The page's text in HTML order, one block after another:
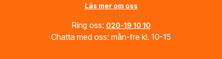
Läs mer om oss
Ring oss: 020-19 10 10
Chatta med oss: mån-fre kl. 10-15